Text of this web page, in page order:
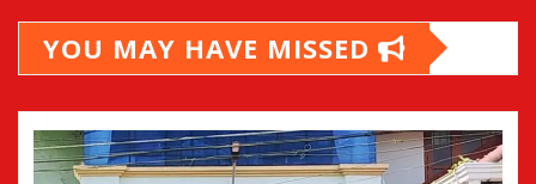
YOU MAY HAVE MISSED